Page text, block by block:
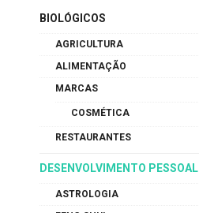
BIOLÓGICOS
AGRICULTURA
ALIMENTAÇÃO
MARCAS
COSMÉTICA
RESTAURANTES
DESENVOLVIMENTO PESSOAL
ASTROLOGIA